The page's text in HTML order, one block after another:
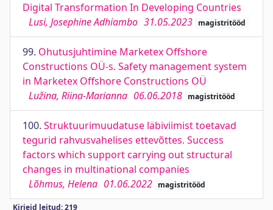
Digital Transformation In Developing Countries
Lusi, Josephine Adhiambo 31.05.2023 magistritööd
99. Ohutusjuhtimine Marketex Offshore
Constructions OÜ-s. Safety management system
in Marketex Offshore Constructions OÜ
Lužina, Riina-Marianna 06.06.2018 magistritööd
100. Struktuurimuudatuse läbiviimist toetavad
tegurid rahvusvahelises ettevõttes. Success
factors which support carrying out structural
changes in multinational companies
Lõhmus, Helena 01.06.2022 magistritööd
Kirjeid leitud: 219